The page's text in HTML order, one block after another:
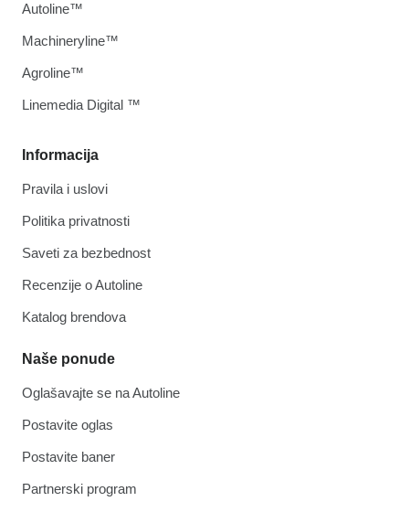
Informacija
Pravila i uslovi
Politika privatnosti
Saveti za bezbednost
Recenzije o Autoline
Katalog brendova
Naše ponude
Oglašavajte se na Autoline
Postavite oglas
Postavite baner
Partnerski program
Autoline™
Machineryline™
Agroline™
Linemedia Digital ™